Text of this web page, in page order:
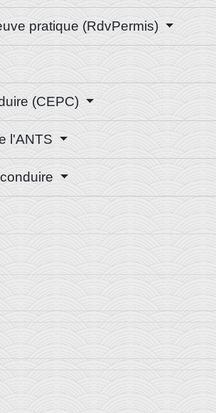
pratique (RdvPermis)
(CEPC)
l'ANTS